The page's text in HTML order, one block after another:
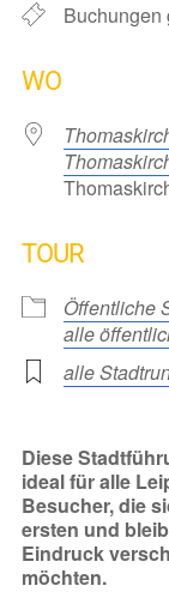
Buchungen
WO
TOUR
Öffentliche
alle
alle
Diese
ideal für alle
Besucher, die
ersten und
Eindruck
möchten.